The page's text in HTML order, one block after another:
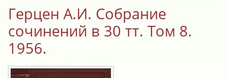
Герцен А.И. Собрание
сочинений в 30 тт. Том 8.
1956.